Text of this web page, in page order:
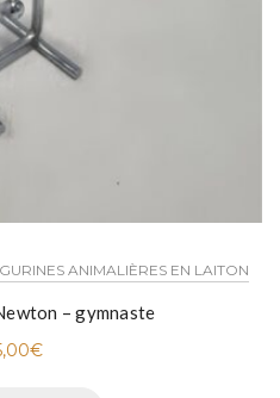
ANIMALIÈRES EN LAITON
– gymnaste
€